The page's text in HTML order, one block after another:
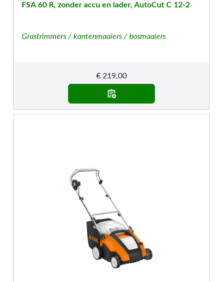
FSA 60 R, zonder accu en lader, AutoCut C 12-2
Grastrimmers / kantenmaaiers / bosmaaiers
€ 219,00